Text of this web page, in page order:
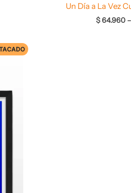
Un Día a La Vez
$64.960 –